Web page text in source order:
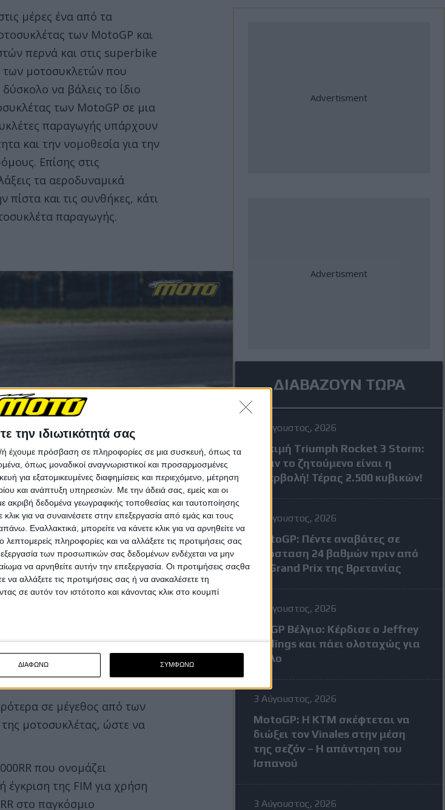
την ιδιωτικότητά σας
ή έχουμε πρόσβαση σε πληροφορίες σε μια συσκευή, όπως τα
όπως μοναδικοί αναγνωριστικοί και προσαρμοσμένες
για εξατομικευμένες διαφημίσεις και περιεχόμενο, μέτρηση
και ανάπτυξη υπηρεσιών. Με την άδειά σας, εμείς και οι
ακριβή δεδομένα γεωγραφικής τοποθεσίας και ταυτοποίησης
για να συναινέσετε στην επεξεργασία από εμάς και τους
Εναλλακτικά, μπορείτε να κάνετε κλικ για να αρνηθείτε να
πληροφορίες και να αλλάξετε τις προτιμήσεις σας
των προσωπικών σας δεδομένων ενδέχεται να μην
να αρνηθείτε αυτήν την επεξεργασία. Οι προτιμήσεις σαςθα
αλλάξετε τις προτιμήσεις σας ή να ανακαλέσετε τη
σε αυτόν τον ιστότοπο και κάνοντας κλικ στο κουμπί
ΔΙΑΦΩΝΩ ΣΥΜΦΩΝΩ
μέρες ένα από τα
των MotoGP και
περνά και στις superbike
μοτοσυκλετών που
να βάλεις το ίδιο
των MotoGP σε μια
παραγωγής υπάρχουν
και την νομοθεσία για την
Επίσης στις
τα αεροδυναμικά
πίστα και τις συνθήκες, κάτι
παραγωγής.
σε μέγεθος από των
μοτοσυκλέτας, ώστε να
που ονομάζει
της FIM για χρήση
στο παγκόσμιο
ΔΙΑΒΑΖΟΥΝ ΤΩΡΑ
4 Αύγουστος, 2026
Δοκιμή Triumph Rocket 3 Storm:
Όταν το ζητούμενο είναι η
υπερβολή! Τέρας 2.500 κυβικών!
4 Αύγουστος, 2026
MotoGP: Πέντε αναβάτες σε
απόσταση 24 βαθμών πριν από
το Grand Prix της Βρετανίας
3 Αύγουστος, 2026
MXGP Βέλγιο: Κέρδισε ο Jeffrey
Herlings και πάει ολοταχώς για
τίτλο
3 Αύγουστος, 2026
MotoGP: Η KTM σκέφτεται να
διώξει τον Vinales στην μέση
της σεζόν – Η απάντηση του
Ισπανού
3 Αύγουστος, 2026